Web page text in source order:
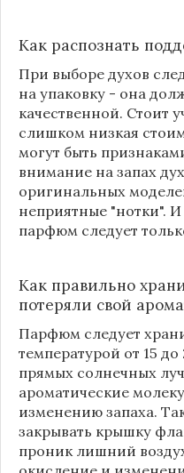
Как распознать
При выборе духов
на упаковку - она
качественной. Стоит
слишком низкая
могут быть
внимание на запах
оригинальных
неприятные "нотки".
парфюм следует
Как правильно
потеряли свой
Парфюм следует
температурой от 15
прямых солнечных
ароматические
изменению запаха.
закрывать крышку
проник лишний